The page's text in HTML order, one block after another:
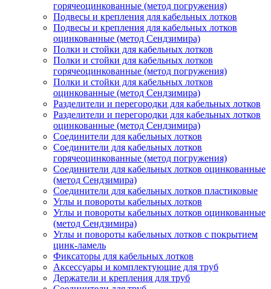
горячеоцинкованные (метод погружения)
Подвесы и крепления для кабельных лотков
Подвесы и крепления для кабельных лотков
оцинкованные (метод Сендзимира)
Полки и стойки для кабельных лотков
Полки и стойки для кабельных лотков
горячеоцинкованные (метод погружения)
Полки и стойки для кабельных лотков
оцинкованные (метод Сендзимира)
Разделители и перегородки для кабельных лотков
Разделители и перегородки для кабельных лотков
оцинкованные (метод Сендзимира)
Соединители для кабельных лотков
Соединители для кабельных лотков
горячеоцинкованные (метод погружения)
Соединители для кабельных лотков оцинкованные
(метод Сендзимира)
Соединители для кабельных лотков пластиковые
Углы и повороты кабельных лотков
Углы и повороты кабельных лотков оцинкованные
(метод Сендзимира)
Углы и повороты кабельных лотков с покрытием
цинк-ламель
Фиксаторы для кабельных лотков
Аксессуары и комплектующие для труб
Держатели и крепления для труб